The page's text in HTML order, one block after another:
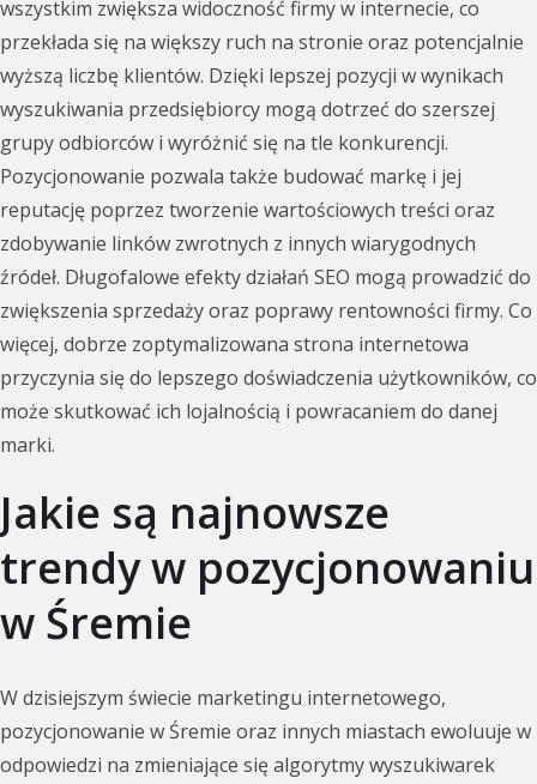
wszystkim zwiększa widoczność firmy w internecie, co
przekłada się na większy ruch na stronie oraz potencjalnie
wyższą liczbę klientów. Dzięki lepszej pozycji w wynikach
wyszukiwania przedsiębiorcy mogą dotrzeć do szerszej
grupy odbiorców i wyróżnić się na tle konkurencji.
Pozycjonowanie pozwala także budować markę i jej
reputację poprzez tworzenie wartościowych treści oraz
zdobywanie linków zwrotnych z innych wiarygodnych
źródeł. Długofalowe efekty działań SEO mogą prowadzić do
zwiększenia sprzedaży oraz poprawy rentowności firmy. Co
więcej, dobrze zoptymalizowana strona internetowa
przyczynia się do lepszego doświadczenia użytkowników, co
może skutkować ich lojalnością i powracaniem do danej
marki.
Jakie są najnowsze
trendy w pozycjonowaniu
w Śremie
W dzisiejszym świecie marketingu internetowego,
pozycjonowanie w Śremie oraz innych miastach ewoluuje w
odpowiedzi na zmieniające się algorytmy wyszukiwarek